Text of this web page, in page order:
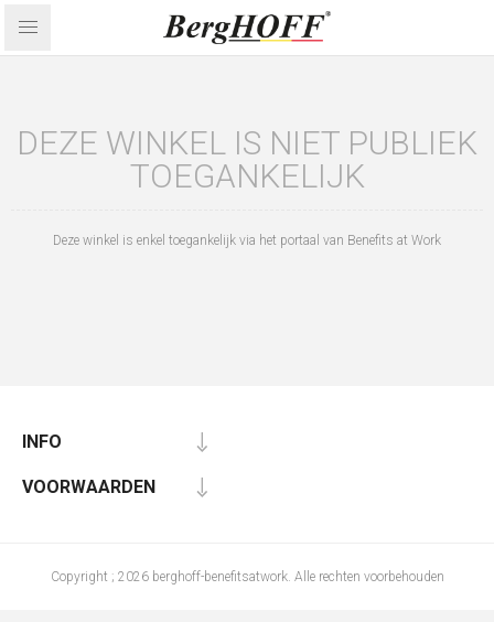
DEZE WINKEL IS NIET PUBLIEK
TOEGANKELIJK
Deze winkel is enkel toegankelijk via het portaal van Benefits at Work
INFO
VOORWAARDEN
Copyright ; 2026 berghoff-benefitsatwork. Alle rechten voorbehouden